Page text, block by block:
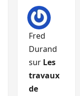
Fred
Durand
sur Les
travaux
de